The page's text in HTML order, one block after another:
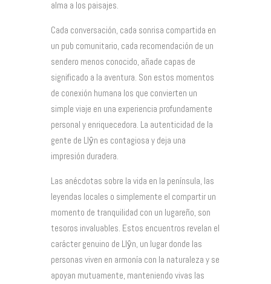
alma a los paisajes.
Cada conversación, cada sonrisa compartida en
un pub comunitario, cada recomendación de un
sendero menos conocido, añade capas de
significado a la aventura. Son estos momentos
de conexión humana los que convierten un
simple viaje en una experiencia profundamente
personal y enriquecedora. La autenticidad de la
gente de Llŷn es contagiosa y deja una
impresión duradera.
Las anécdotas sobre la vida en la península, las
leyendas locales o simplemente el compartir un
momento de tranquilidad con un lugareño, son
tesoros invaluables. Estos encuentros revelan el
carácter genuino de Llŷn, un lugar donde las
personas viven en armonía con la naturaleza y se
apoyan mutuamente, manteniendo vivas las